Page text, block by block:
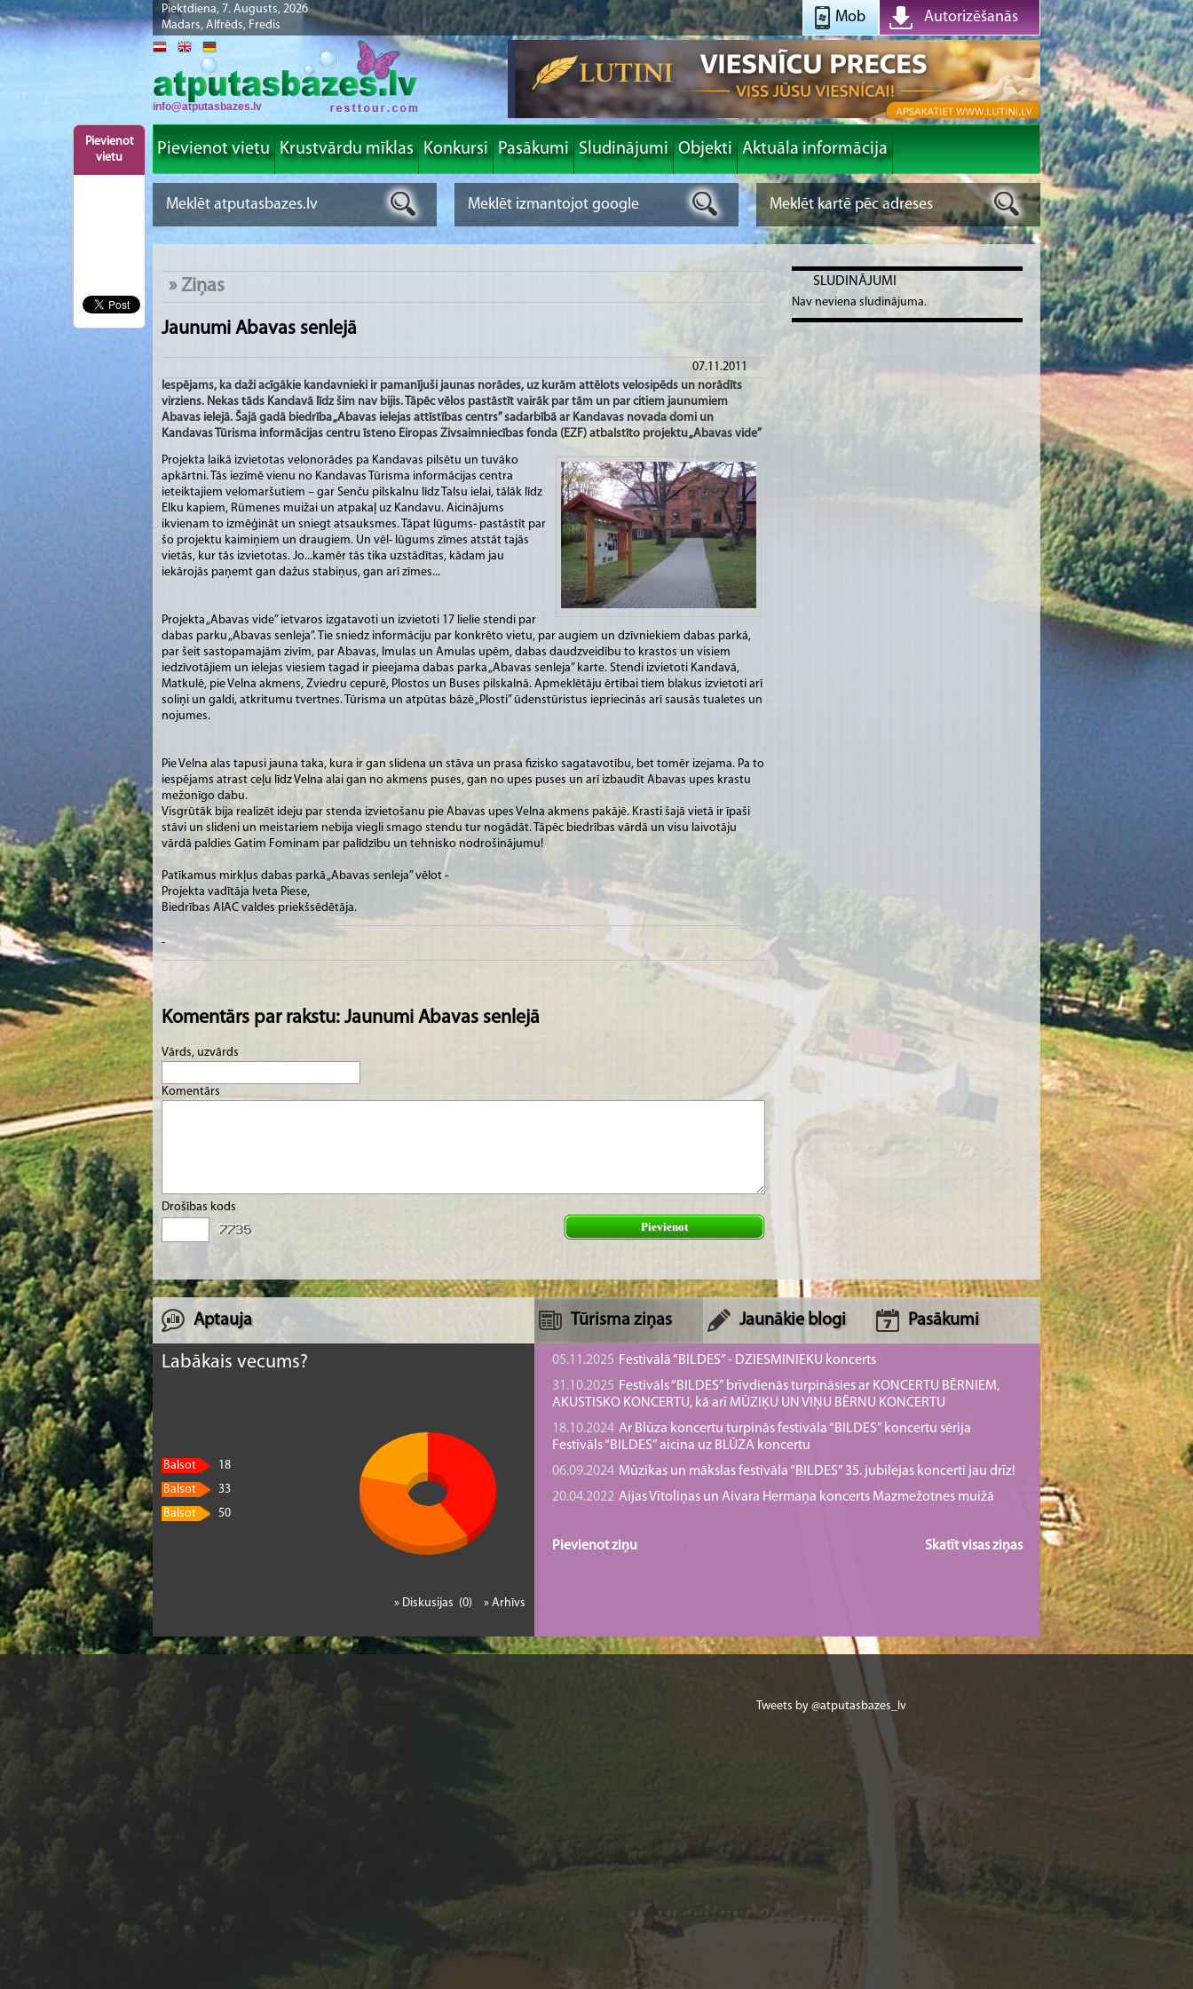
Piektdiena, 7. Augusts, 2026
Madars, Alfrēds, Fredis
Autorizēšanās
Mob
Pievienot
vietu
info@atputasbazes.lv
Pievienot vietu Krustvārdu mīklas Konkursi Pasākumi Sludinājumi Objekti Aktuāla informācija
»Ziņas
Jaunumi Abavas senlejā
07.11.2011
Iespējams, ka daži acīgākie kandavnieki ir pamanījuši jaunas norādes, uz kurām attēlots velosipēds un norādīts
virziens. Nekas tāds Kandavā līdz šim nav bijis. Tāpēc vēlos pastāstīt vairāk par tām un par citiem jaunumiem
Abavas ielejā. Šajā gadā biedrība „Abavas ielejas attīstības centrs” sadarbībā ar Kandavas novada domi un
Kandavas Tūrisma informācijas centru īsteno Eiropas Zivsaimniecības fonda (EZF) atbalstīto projektu „Abavas vide”
Projekta laikā izvietotas velonorādes pa Kandavas pilsētu un tuvāko
apkārtni. Tās iezīmē vienu no Kandavas Tūrisma informācijas centra
ieteiktajiem velomaršutiem – gar Senču pilskalnu līdz Talsu ielai, tālāk līdz
Elku kapiem, Rūmenes muižai un atpakaļ uz Kandavu. Aicinājums
ikvienam to izmēģināt un sniegt atsauksmes. Tāpat lūgums- pastāstīt par
šo projektu kaimiņiem un draugiem. Un vēl- lūgums zīmes atstāt tajās
vietās, kur tās izvietotas. Jo...kamēr tās tika uzstādītas, kādam jau
iekārojās paņemt gan dažus stabiņus, gan arī zīmes...
Projekta „Abavas vide” ietvaros izgatavoti un izvietoti 17 lielie stendi par
dabas parku „Abavas senleja”. Tie sniedz informāciju par konkrēto vietu, par augiem un dzīvniekiem dabas parkā,
par šeit sastopamajām zivīm, par Abavas, Imulas un Amulas upēm, dabas daudzveidību to krastos un visiem
iedzīvotājiem un ielejas viesiem tagad ir pieejama dabas parka „Abavas senleja” karte. Stendi izvietoti Kandavā,
Matkulē, pie Velna akmens, Zviedru cepurē, Plostos un Buses pilskalnā. Apmeklētāju ērtībai tiem blakus izvietoti arī
soliņi un galdi, atkritumu tvertnes. Tūrisma un atpūtas bāzē „Plosti” ūdenstūristus iepriecinās arī sausās tualetes un
nojumes.
Pie Velna alas tapusi jauna taka, kura ir gan slidena un stāva un prasa fizisko sagatavotību, bet tomēr izejama. Pa to
iespējams atrast ceļu līdz Velna alai gan no akmens puses, gan no upes puses un arī izbaudīt Abavas upes krastu
mežonīgo dabu.
Visgrūtāk bija realizēt ideju par stenda izvietošanu pie Abavas upes Velna akmens pakājē. Krasti šajā vietā ir īpaši
stāvi un slideni un meistariem nebija viegli smago stendu tur nogādāt. Tāpēc biedrības vārdā un visu laivotāju
vārdā paldies Gatim Fominam par palīdzību un tehnisko nodrošinājumu!
Patīkamus mirkļus dabas parkā „Abavas senleja” vēlot -
Projekta vadītāja Iveta Piese,
Biedrības AIAC valdes priekšsēdētāja.
-
Komentārs par rakstu: Jaunumi Abavas senlejā
Vārds, uzvārds
Komentārs
Drošības kods
Pievienot
SLUDINĀJUMI
Nav neviena sludinājuma.
Aptauja
Labākais vecums?
Balsot
18
Balsot
33
Balsot
50
» Arhīvs
» Diskusijas (0)
Tūrisma ziņas Jaunākie blogi Pasākumi
05.11.2025 Festivālā “BILDES” - DZIESMINIEKU koncerts
31.10.2025 Festivāls “BILDES” brīvdienās turpināsies ar KONCERTU BĒRNIEM,
AKUSTISKO KONCERTU, kā arī MŪZIĶU UN VIŅU BĒRNU KONCERTU
18.10.2024 Ar Blūza koncertu turpinās festivāla “BILDES” koncertu sērija
Festivāls “BILDES” aicina uz BLŪZA koncertu
06.09.2024 Mūzikas un mākslas festivāla “BILDES” 35. jubilejas koncerti jau drīz!
20.04.2022 Aijas Vītoliņas un Aivara Hermaņa koncerts Mazmežotnes muižā
Skatīt visas ziņas
Pievienot ziņu
Tweets by @atputasbazes_lv